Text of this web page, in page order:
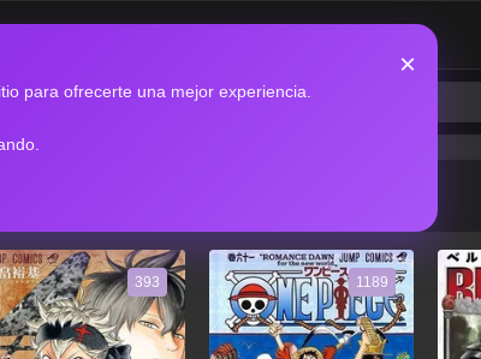
para ofrecerte una mejor experiencia.
×
393 1189